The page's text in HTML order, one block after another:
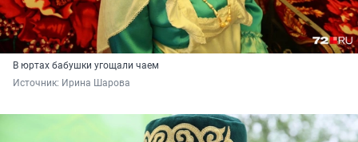
В юртах бабушки угощали чаем
Источник: Ирина Шарова